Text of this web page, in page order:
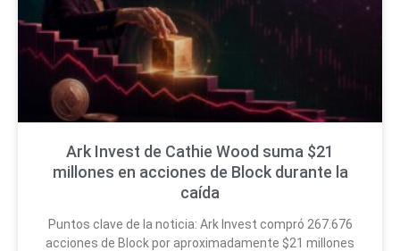
Ark Invest de Cathie Wood suma $21
millones en acciones de Block durante la
caída
Puntos clave de la noticia: Ark Invest compró 267.676
acciones de Block por aproximadamente $21 millones